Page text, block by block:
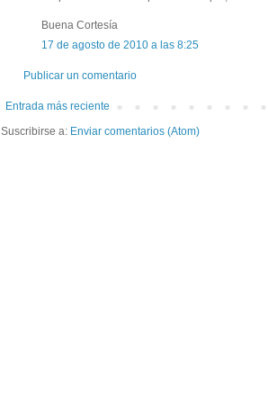
Buena Cortesía
17 de agosto de 2010 a las 8:25
Publicar un comentario
Entrada más reciente
Suscribirse a: Enviar comentarios (Atom)